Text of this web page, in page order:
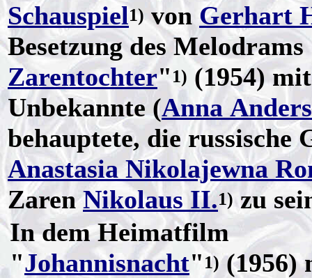
Schauspiel1)von Gerhart
Besetzung des
Zarentochter" 1) (1954)
Unbekannte (Anna
behauptete, die russische
Anastasia Nikolajewna
ZarenNikolaus II.1)zu
In dem Heimatfilm
"Johannisnacht" 1)(1956)